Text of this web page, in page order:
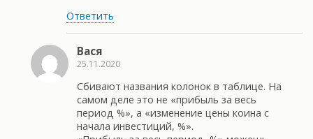
Ответить
Вася
25.11.2020
Сбивают названия колонок в таблице. На
самом деле это не «прибыль за весь
период %», а «изменение цены коина с
начала инвестиций, %».